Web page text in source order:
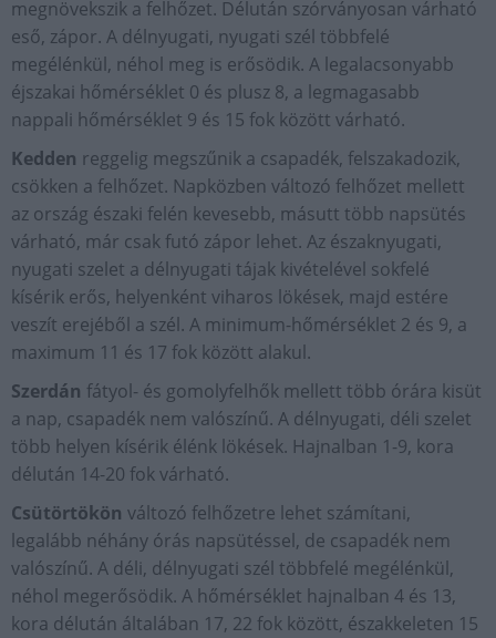
megnövekszik a felhőzet. Délután szórványosan várható
eső, zápor. A délnyugati, nyugati szél többfelé
megélénkül, néhol meg is erősödik. A legalacsonyabb
éjszakai hőmérséklet 0 és plusz 8, a legmagasabb
nappali hőmérséklet 9 és 15 fok között várható.
Kedden reggelig megszűnik a csapadék, felszakadozik,
csökken a felhőzet. Napközben változó felhőzet mellett
az ország északi felén kevesebb, másutt több napsütés
várható, már csak futó zápor lehet. Az északnyugati,
nyugati szelet a délnyugati tájak kivételével sokfelé
kísérik erős, helyenként viharos lökések, majd estére
veszít erejéből a szél. A minimum-hőmérséklet 2 és 9, a
maximum 11 és 17 fok között alakul.
Szerdán fátyol- és gomolyfelhők mellett több órára kisüt
a nap, csapadék nem valószínű. A délnyugati, déli szelet
több helyen kísérik élénk lökések. Hajnalban 1-9, kora
délután 14-20 fok várható.
Csütörtökön változó felhőzetre lehet számítani,
legalább néhány órás napsütéssel, de csapadék nem
valószínű. A déli, délnyugati szél többfelé megélénkül,
néhol megerősödik. A hőmérséklet hajnalban 4 és 13,
kora délután általában 17, 22 fok között, északkeleten 15